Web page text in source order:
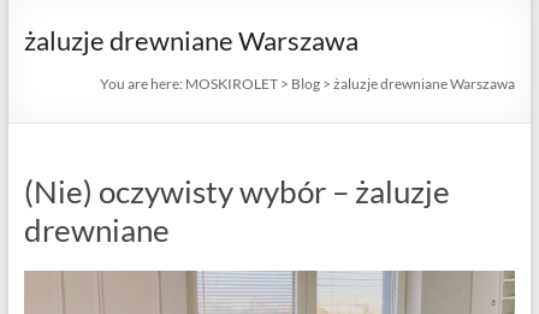
żaluzje drewniane Warszawa
You are here: MOSKIROLET > Blog >żaluzje drewniane Warszawa
(Nie) oczywisty wybór – żaluzje
drewniane